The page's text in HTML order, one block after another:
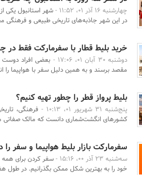
چهارشنبه 16 آذر 01، 11:52 -
شهر استانبول یکی
در این شهر جاذبه‌های تاریخی طبیعی و فرهنگی
خرید بلیط قطار با سفرمارکت فقط در
دوشنبه 30 آبان 01، 17:06 -
بعضی افراد دوست
مقصد برسند و به همین دلیل سفر با هواپیما را
بلیط پرواز قطر را چطور تهیه کنیم؟
پنج‌شنبه 31 شهریور 01، 10:13 -
فرهنگی،
کشورهای انگشت‌شماری دانست که مالک
سفرمارکت بازار بلیط هواپیما و سفر
سه‌شنبه 23 آذر 00، 15:16 -
سفر کردن برای
خود را به بهترین شکل ممکن بگذرانیم. در طول